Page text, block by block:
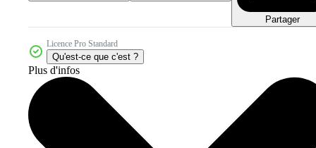
Partager
Licence Pro Standard
Qu'est-ce que c'est ?
Plus d'infos